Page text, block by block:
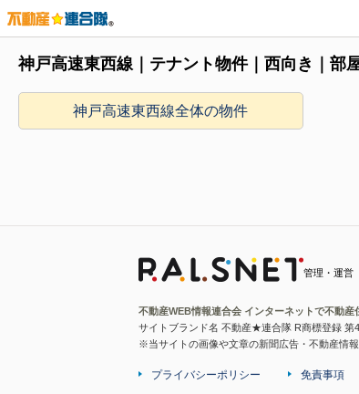
神戸高速東西線｜テナント物件｜西向き｜部
神戸高速東西線全体の物件
管理・運営
不動産WEB情報連合会 インターネットで不動
サイトブランド名 不動産★連合隊 R商標登録 第
※当サイトの画像や文章の新聞広告・不動産情
プライバシーポリシー 免責事項